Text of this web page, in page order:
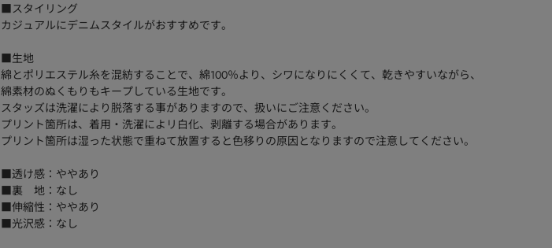
■スタイリング
カジュアルにデニムスタイルがおすすめです。
■生地
綿とポリエステル糸を混紡することで、綿100％より、シワになりにくくて、乾きやすいながら、
綿素材のぬくもりもキープしている生地です。
スタッズは洗濯により脱落する事がありますので、扱いにご注意ください。
プリント箇所は、着用・洗濯によリ白化、剥離する場合があります。
プリント箇所は湿った状態で重ねて放置すると色移りの原因となりますので注意してください。
■透け感：ややあり
■裏 地：なし
■伸縮性：ややあり
■光沢感：なし